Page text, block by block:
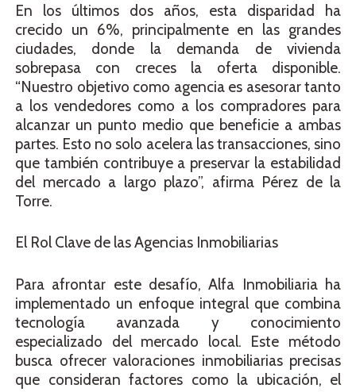
En los últimos dos años, esta disparidad ha
crecido un 6%, principalmente en las grandes
ciudades, donde la demanda de vivienda
sobrepasa con creces la oferta disponible.
“Nuestro objetivo como agencia es asesorar tanto
a los vendedores como a los compradores para
alcanzar un punto medio que beneficie a ambas
partes. Esto no solo acelera las transacciones, sino
que también contribuye a preservar la estabilidad
del mercado a largo plazo”, afirma Pérez de la
Torre.
El Rol Clave de las Agencias Inmobiliarias
Para afrontar este desafío, Alfa Inmobiliaria ha
implementado un enfoque integral que combina
tecnología avanzada y conocimiento
especializado del mercado local. Este método
busca ofrecer valoraciones inmobiliarias precisas
que consideran factores como la ubicación, el